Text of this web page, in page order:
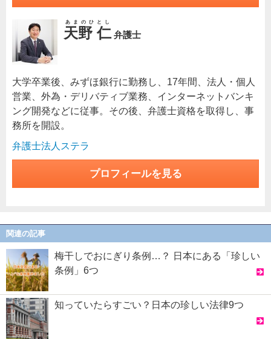
天野 仁
あまのひとし
弁護士
大学卒業後、みずほ銀行に勤務し、17年間、法人・個人
営業、外為・デリバティブ業務、インターネットバンキ
ング開発などに従事。その後、弁護士資格を取得し、事
務所を開設。
弁護士法人ステラ
プロフィールを見る
関連の記事
梅干しでおにぎり条例…？ 日本にある「珍しい
条例」6つ
知っていたらすごい？日本の珍しい法律9つ